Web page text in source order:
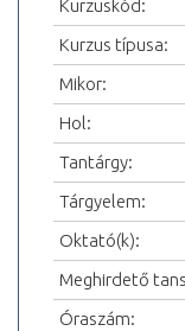
Kurzuskód:
Kurzus típusa:
Mikor:
Hol:
Tantárgy:
Tárgyelem:
Oktató(k):
Meghirdető
Óraszám: